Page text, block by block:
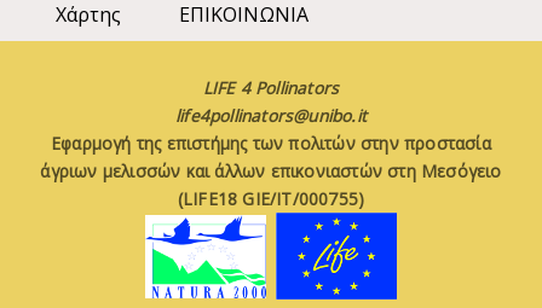
Χάρτης
ΕΠΙΚΟΙΝΩΝΙΑ
LIFE 4 Pollinators
life4pollinators@unibo.it
Εφαρμογή της επιστήμης των πολιτών στην προστασία
άγριων μελισσών και άλλων επικονιαστών στη Μεσόγειο
(LIFE18 GIE/IT/000755)